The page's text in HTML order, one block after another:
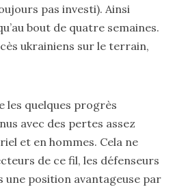
pas investi). Ainsi
bout de quatre semaines.
ukrainiens sur le terrain,
les quelques progrès
avec des pertes assez
et en hommes. Cela ne
de ce fil, les défenseurs
une position avantageuse par